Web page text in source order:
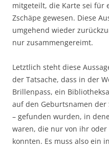
mitgeteilt, die Karte sei für
Zschäpe gewesen. Diese
umgehend wieder
nur zusammengereimt.
Letztlich steht diese
der Tatsache, dass in der
Brillenpass, ein
auf den Geburtsnamen der
– gefunden wurden, in
waren, die nur von ihr
konnten. Es muss also ein